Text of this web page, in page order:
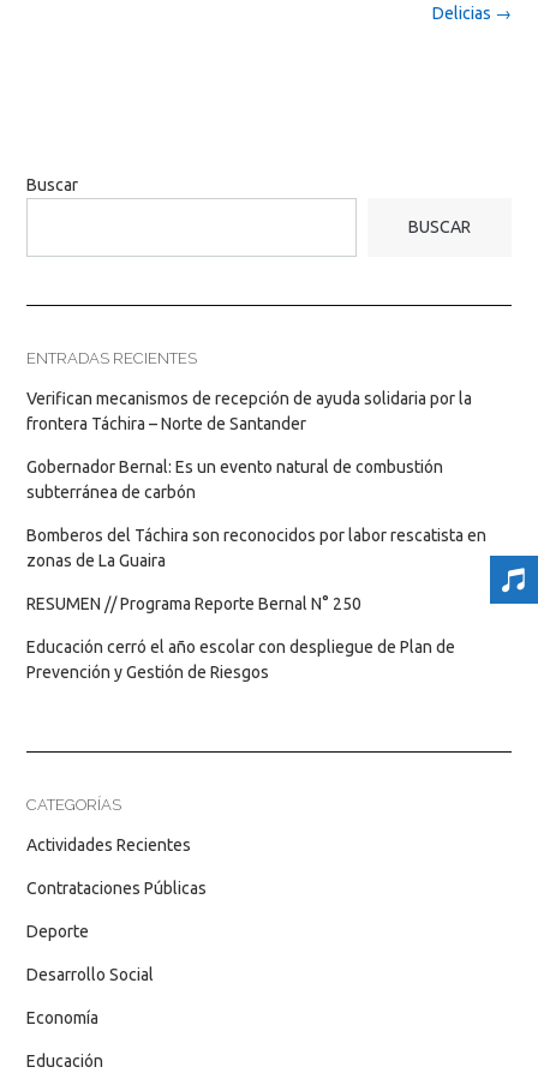
Delicias →
Buscar
BUSCAR
ENTRADAS RECIENTES
Verifican mecanismos de recepción de ayuda solidaria por la
frontera Táchira – Norte de Santander
Gobernador Bernal: Es un evento natural de combustión
subterránea de carbón
Bomberos del Táchira son reconocidos por labor rescatista en
zonas de La Guaira
RESUMEN // Programa Reporte Bernal N° 250
Educación cerró el año escolar con despliegue de Plan de
Prevención y Gestión de Riesgos
CATEGORÍAS
Actividades Recientes
Contrataciones Públicas
Deporte
Desarrollo Social
Economía
Educación